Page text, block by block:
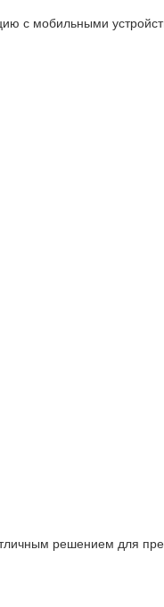
с мобильными
решением для